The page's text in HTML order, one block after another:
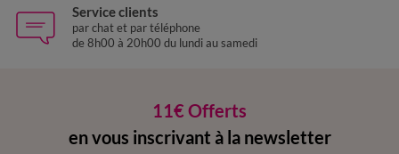
Service clients
par chat et par téléphone
de 8h00 à 20h00 du lundi au samedi
11€ Offerts
en vous inscrivant à la newsletter